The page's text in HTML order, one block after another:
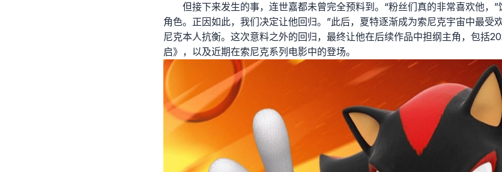
但接下来发生的事，连世嘉都未曾完全预料到。“粉丝们真的非常喜欢他，
角色。正因如此，我们决定让他回归。”此后，夏特逐渐成为索尼克宇宙中最受
尼克本人抗衡。这次意料之外的回归，最终让他在后续作品中担纲主角，包括
启》，以及近期在索尼克系列电影中的登场。